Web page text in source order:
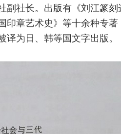
副社长。出版有《刘江篆
印章艺术史》等十余种专
为日、韩等国文字出版。